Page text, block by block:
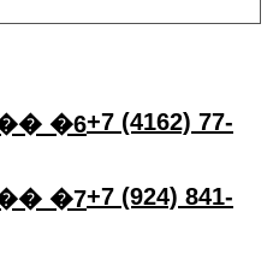
+7 (4162) 77-
+7 (924) 841-